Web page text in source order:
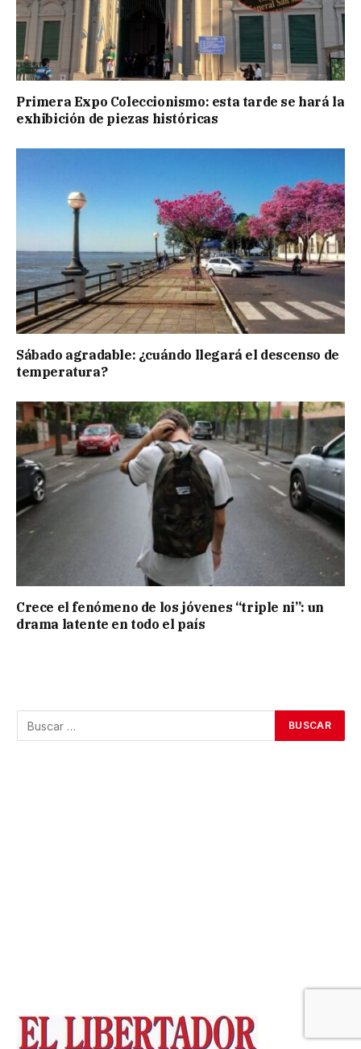
Primera Expo Coleccionismo: esta tarde se hará la
exhibición de piezas históricas
Sábado agradable: ¿cuándo llegará el descenso de
temperatura?
Crece el fenómeno de los jóvenes “triple ni”: un
drama latente en todo el país